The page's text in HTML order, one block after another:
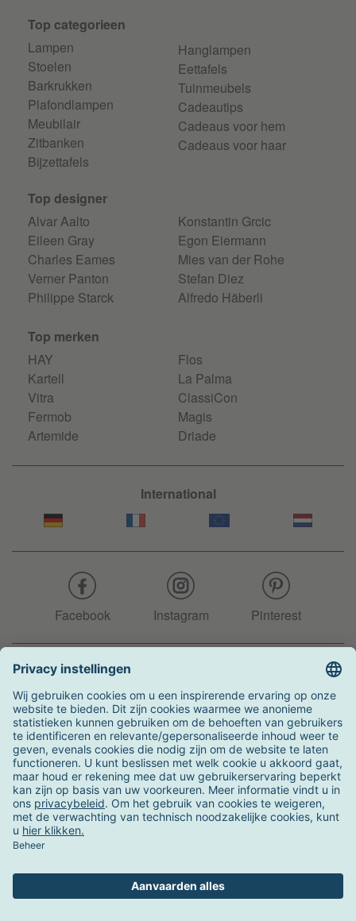
Top categorieen
Lampen
Stoelen
Barkrukken
Plafondlampen
Meubilair
Zitbanken
Bijzettafels
Hanglampen
Eettafels
Tuinmeubels
Cadeautips
Cadeaus voor hem
Cadeaus voor haar
Top designer
Alvar Aalto
Eileen Gray
Charles Eames
Verner Panton
Philippe Starck
Konstantin Grcic
Egon Eiermann
Mies van der Rohe
Stefan Diez
Alfredo Häberli
Top merken
HAY
Kartell
Vitra
Fermob
Artemide
Flos
La Palma
ClassiCon
Magis
Driade
International
Facebook Instagram Pinterest
+31 204 990 283
Zo kunt u betalen